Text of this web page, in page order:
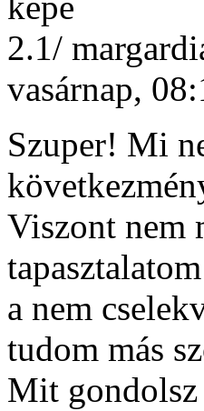
2.1/
vasárnap,
Szuper! Mi
Viszont nem
a nem
tudom más
Mit gondolsz